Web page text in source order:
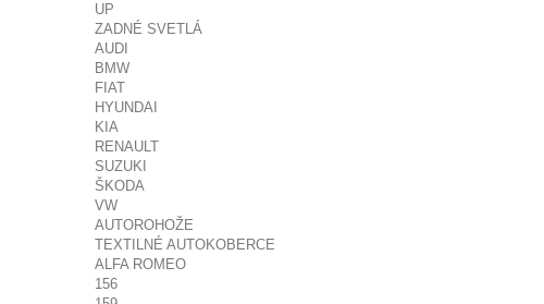
UP
ZADNÉ SVETLÁ
AUDI
BMW
FIAT
HYUNDAI
KIA
RENAULT
SUZUKI
ŠKODA
VW
AUTOROHOŽE
TEXTILNÉ AUTOKOBERCE
ALFA ROMEO
156